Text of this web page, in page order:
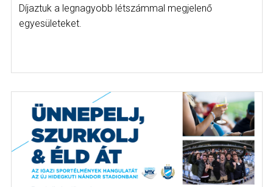
Díjaztuk a legnagyobb létszámmal megjelenő
egyesületeket.